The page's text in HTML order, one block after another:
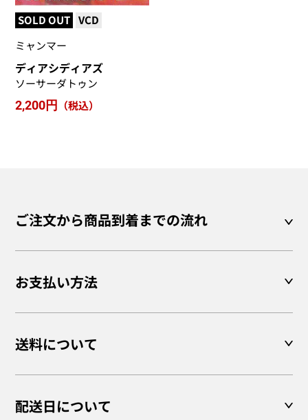
SOLD OUT VCD
ミャンマー
ディアシディアズ
ソーサーダトゥン
2,200円 （税込）
ご注文から商品到着までの流れ
お支払い方法
送料について
配送日について